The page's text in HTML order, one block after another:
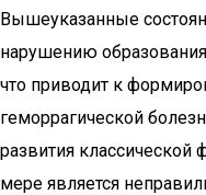
Вышеуказанные
нарушению
что приводит к
геморрагической
развития
мере является